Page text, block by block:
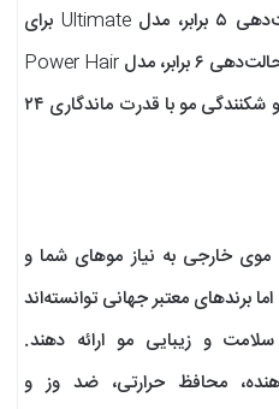
برای براق کردن مو با قدرت حالت‌دهی ۵ برابر، مدل Ultimate برای
درخشان و براق کردن مو با قدرت حالت‌دهی ۶ برابر، مدل Power Hair
Spray برای برطرف کردن خشکی و شکنندگی مو با قدرت ماندگاری ۲۴
موی خارجی به نیاز موهای شما و
برندهای معتبر جهانی توانسته‌اند
و زیبایی مو ارائه دهند.
محافظ حرارتی، ضد وز و